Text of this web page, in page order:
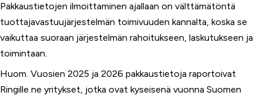
Pakkaustietojen ilmoittaminen ajallaan on välttämätöntä
tuottajavastuujärjestelmän toimivuuden kannalta, koska se
vaikuttaa suoraan järjestelmän rahoitukseen, laskutukseen ja
toimintaan.
Huom. Vuosien 2025 ja 2026 pakkaustietoja raportoivat
Ringille ne yritykset, jotka ovat kyseisenä vuonna Suomen